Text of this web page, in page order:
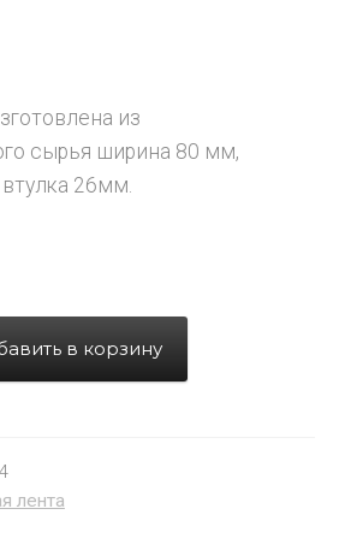
из
сырья ширина 80 мм,
26мм.
в корзину
лента